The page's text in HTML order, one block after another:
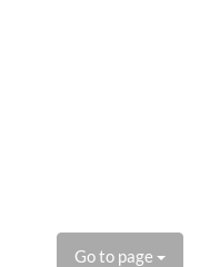
Go to page